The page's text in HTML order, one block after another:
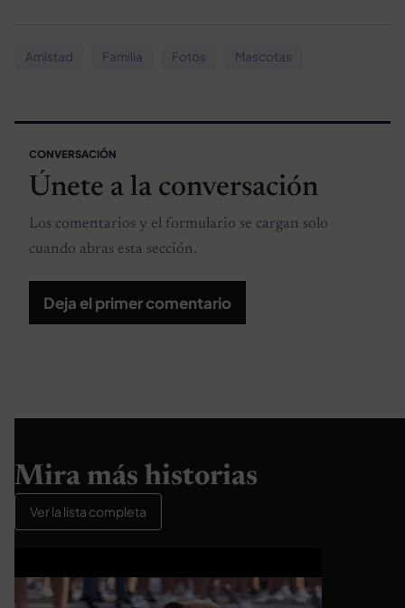
Amistad Familia Fotos Mascotas
CONVERSACIÓN
Únete a la conversación
Los comentarios y el formulario se cargan solo
cuando abras esta sección.
Deja el primer comentario
Mira más historias
Ver la lista completa